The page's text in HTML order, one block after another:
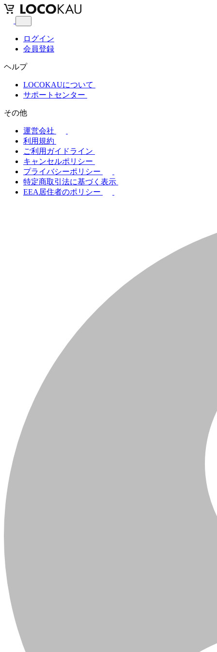
ログイン
会員登録
ヘルプ
LOCOKAUについて
サポートセンター
その他
運営会社
利用規約
ご利用ガイドライン
キャンセルポリシー
プライバシーポリシー
特定商取引法に基づく表示
EEA居住者のポリシー